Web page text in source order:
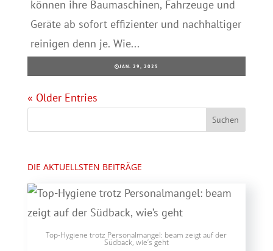
können ihre Baumaschinen, Fahrzeuge und
Geräte ab sofort effizienter und nachhaltiger
reinigen denn je. Wie...
JAN. 29, 2025
« Older Entries
DIE AKTUELLSTEN BEITRÄGE
Top-Hygiene trotz Personalmangel: beam zeigt auf der
Südback, wie’s geht